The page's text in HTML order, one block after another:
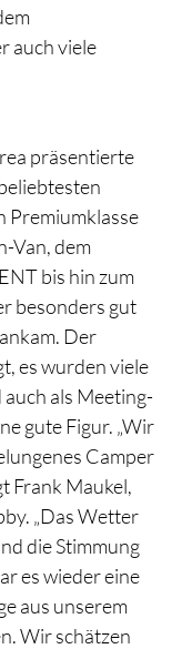
auch viele
präsentierte
Premiumklasse
Van, dem
bis hin zum
besonders gut
Der
es wurden viele
als Meeting-
gute Figur. „Wir
Camper
Frank Maukel,
„Das Wetter
die Stimmung
es wieder eine
aus unserem
Wir schätzen